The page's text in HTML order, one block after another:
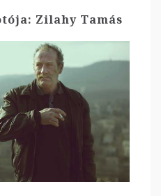
Zilahy Tamás